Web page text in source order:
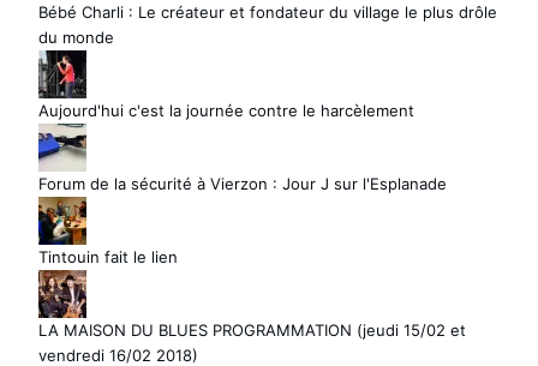
Bébé Charli : Le créateur et fondateur du village le plus drôle
du monde
Aujourd'hui c'est la journée contre le harcèlement
Forum de la sécurité à Vierzon : Jour J sur l'Esplanade
Tintouin fait le lien
LA MAISON DU BLUES PROGRAMMATION (jeudi 15/02 et
vendredi 16/02 2018)